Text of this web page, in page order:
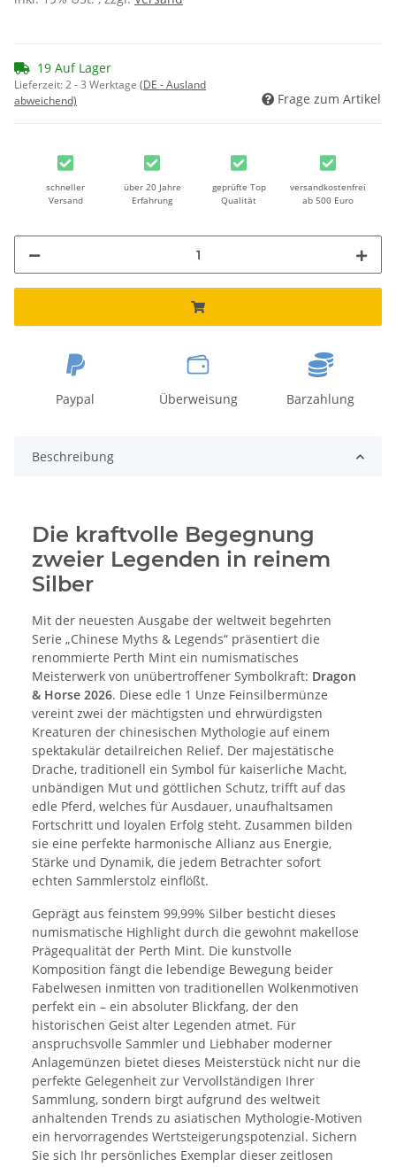
19 Auf Lager
Lieferzeit:2 - 3 Werktage (DE - Ausland
abweichend)
Frage zum Artikel
schneller
Versand
über 20 Jahre
Erfahrung
geprüfte Top
Qualität
versandkostenfrei
ab 500 Euro
Paypal Überweisung Barzahlung
Beschreibung
Die kraftvolle Begegnung
zweier Legenden in reinem
Silber
Mit der neuesten Ausgabe der weltweit begehrten
Serie „Chinese Myths & Legends“ präsentiert die
renommierte Perth Mint ein numismatisches
Meisterwerk von unübertroffener Symbolkraft: Dragon
& Horse 2026. Diese edle 1 Unze Feinsilbermünze
vereint zwei der mächtigsten und ehrwürdigsten
Kreaturen der chinesischen Mythologie auf einem
spektakulär detailreichen Relief. Der majestätische
Drache, traditionell ein Symbol für kaiserliche Macht,
unbändigen Mut und göttlichen Schutz, trifft auf das
edle Pferd, welches für Ausdauer, unaufhaltsamen
Fortschritt und loyalen Erfolg steht. Zusammen bilden
sie eine perfekte harmonische Allianz aus Energie,
Stärke und Dynamik, die jedem Betrachter sofort
echten Sammlerstolz einflößt.
Geprägt aus feinstem 99,99% Silber besticht dieses
numismatische Highlight durch die gewohnt makellose
Prägequalität der Perth Mint. Die kunstvolle
Komposition fängt die lebendige Bewegung beider
Fabelwesen inmitten von traditionellen Wolkenmotiven
perfekt ein – ein absoluter Blickfang, der den
historischen Geist alter Legenden atmet. Für
anspruchsvolle Sammler und Liebhaber moderner
Anlagemünzen bietet dieses Meisterstück nicht nur die
perfekte Gelegenheit zur Vervollständigen Ihrer
Sammlung, sondern birgt aufgrund des weltweit
anhaltenden Trends zu asiatischen Mythologie-Motiven
ein hervorragendes Wertsteigerungspotenzial. Sichern
Sie sich Ihr persönliches Exemplar dieser zeitlosen